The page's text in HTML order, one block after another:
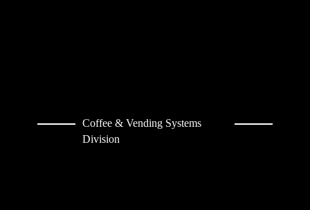
Coffee & Vending Systems
Division